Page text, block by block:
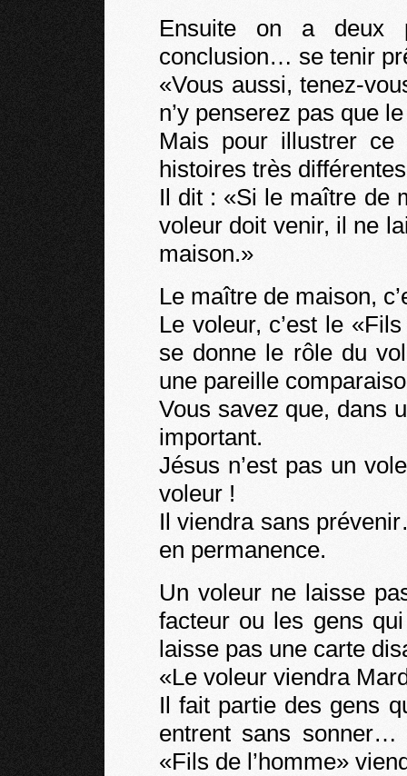
Ensuite on a deux
conclusion… se tenir
«Vous aussi, tenez-
n’y penserez pas que
Mais pour illustrer ce
histoires très
Il dit : «Si le maître de
voleur doit venir, il ne
maison.»
Le maître de maison,
Le voleur, c’est le
se donne le rôle du
une pareille
Vous savez que, dans
important.
Jésus n’est pas un
voleur !
Il viendra sans
en permanence.
Un voleur ne laisse
facteur ou les gens
laisse pas une carte
«Le voleur viendra
Il fait partie des gens
entrent sans
«Fils de l’homme»